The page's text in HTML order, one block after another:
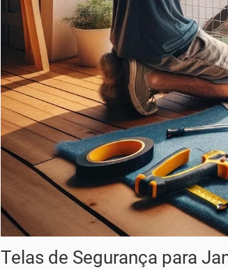
Telas de Segurança para